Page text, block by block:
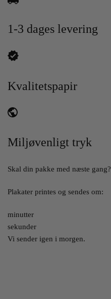
1-3 dages levering
Kvalitetspapir
Miljøvenligt tryk
Skal din pakke med næste gang?
Plakater printes og sendes om:
minutter
sekunder
Vi sender igen i morgen.